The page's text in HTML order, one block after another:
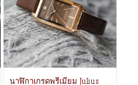
นาฬิกาเกรดพรีเมียม Julius